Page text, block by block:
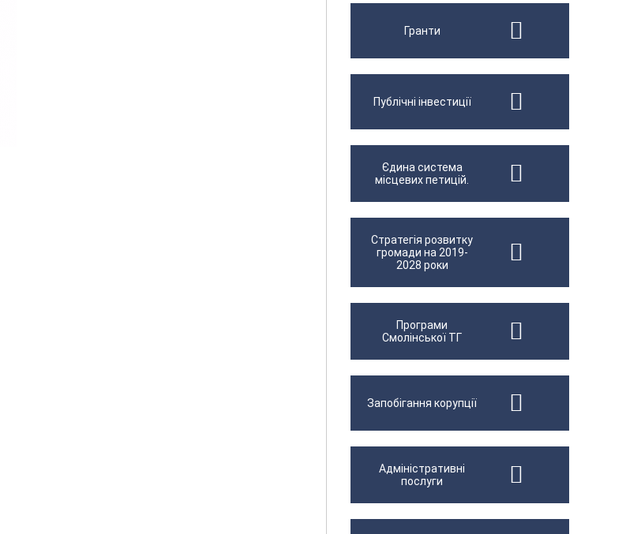
Гранти
Публічні інвестиції
Єдина система
місцевих петицій.
Стратегія розвитку
громади на 2019-
2028 роки
Програми
Смолінської ТГ
Запобігання корупції
Адміністративні
послуги